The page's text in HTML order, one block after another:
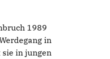
1989
in
sie in jungen